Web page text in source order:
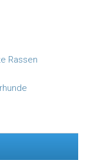
Rassen